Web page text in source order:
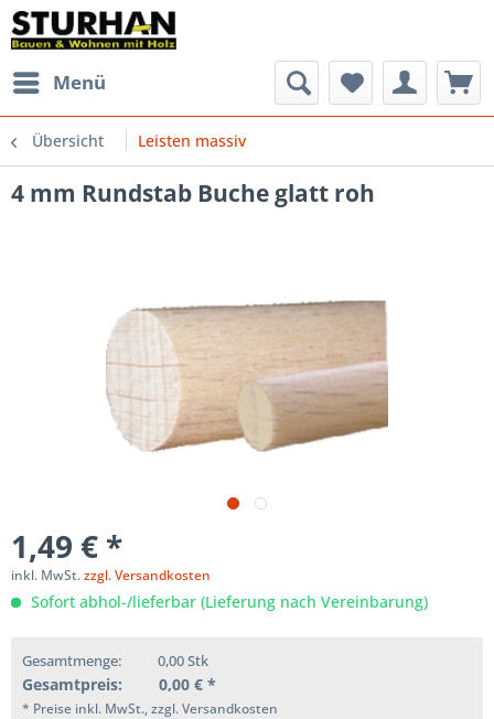
Menü
Übersicht Leisten massiv
4 mm Rundstab Buche glatt roh
1,49 € *
inkl. MwSt.zzgl. Versandkosten
Sofort abhol-/lieferbar (Lieferung nach Vereinbarung)
Gesamtmenge: 0,00Stk
Gesamtpreis: 0,00 € *
* Preise inkl. MwSt., zzgl. Versandkosten